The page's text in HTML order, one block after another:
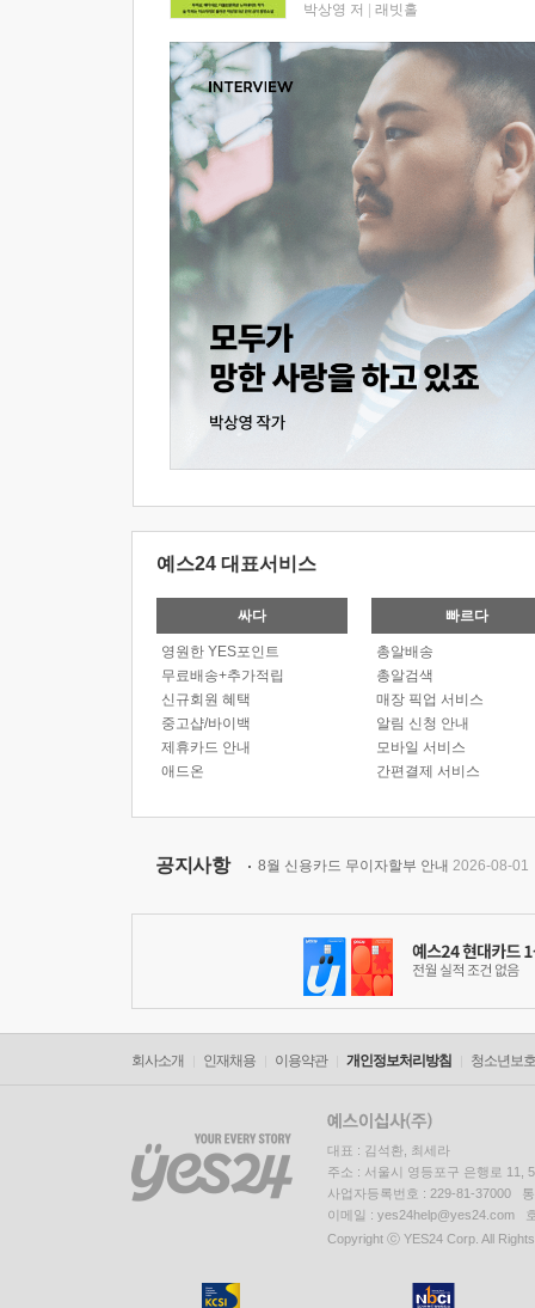
박상영 저 래빗홀
예스24 대표서비스
싸다
영원한 YES포인트
무료배송+추가적립
신규회원 혜택
중고샵/바이백
제휴카드 안내
애드온
빠르다
총알배송
총알검색
매장 픽업 서비스
알림 신청 안내
모바일 서비스
간편결제 서비스
공지사항 8월 신용카드 무이자할부 안내 2026-08-01
회사소개 인재채용 이용약관 개인정보처리방침 청소년보
대표 : 김석환, 최세라
주소 : 서울시 영등포구 은행로 11,
사업자등록번호 : 229-81-37000
이메일 : yes24help@yes24.com
Copyright ⓒ YES24 Corp. All